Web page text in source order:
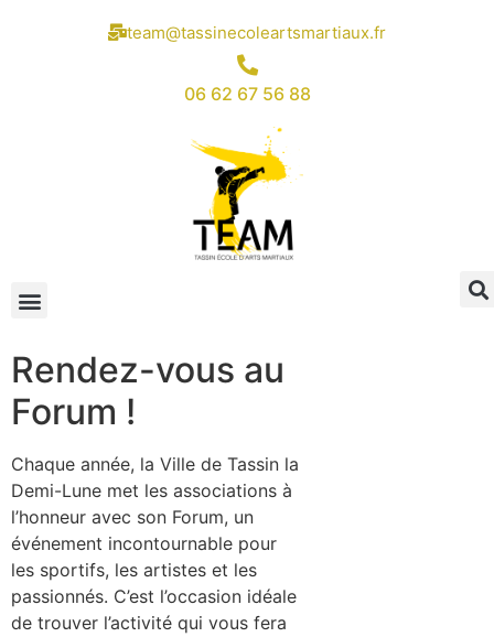
team@tassinecoleartsmartiaux.fr
06 62 67 56 88
Rendez-vous au
Forum !
Chaque année, la Ville de Tassin la
Demi-Lune met les associations à
l’honneur avec son Forum, un
événement incontournable pour
les sportifs, les artistes et les
passionnés. C’est l’occasion idéale
de trouver l’activité qui vous fera